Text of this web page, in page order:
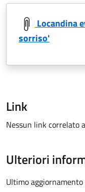
Locandina
sorriso'
Link
Nessun link correlato
Ulteriori
Ultimo aggiornamento